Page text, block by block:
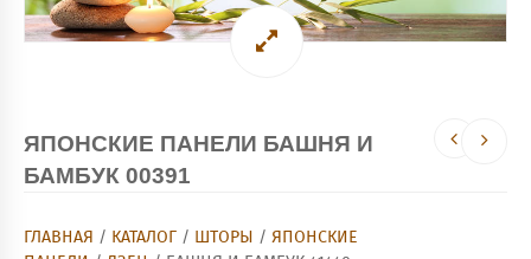
ЯПОНСКИЕ ПАНЕЛИ БАШНЯ И
БАМБУК 00391
ГЛАВНАЯ / КАТАЛОГ / ШТОРЫ / ЯПОНСКИЕ